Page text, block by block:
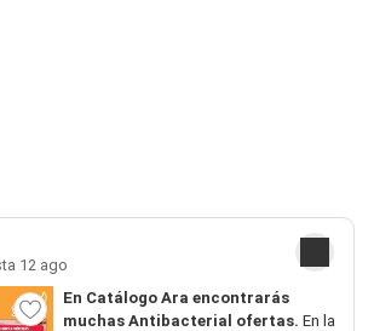
12 ago
En Catálogo Ara encontrarás
muchas Antibacterial ofertas. En la